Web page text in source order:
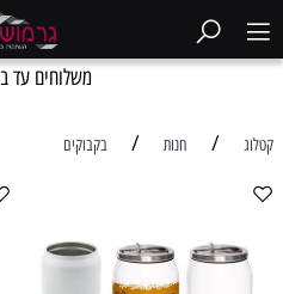
משלוחים עד
קטלוג / חנות / בקבוקים